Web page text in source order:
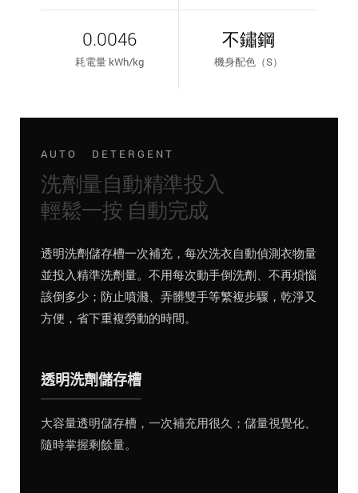
0.0046
耗電量 kWh/kg
不鏽鋼
機身配色（S）
AUTO DETERGENT
洗劑量自動精準投入
輕鬆一按 自動完成
透明洗劑儲存槽一次補充，每次洗衣自動偵測衣物量
並投入精準洗劑量。不用每次動手倒洗劑、不再煩惱
該倒多少；防止噴濺、弄髒雙手等繁複步驟，乾淨又
方便，省下重複勞動的時間。
透明洗劑儲存槽
大容量透明儲存槽，一次補充用很久；儲量視覺化、
隨時掌握剩餘量。